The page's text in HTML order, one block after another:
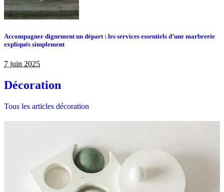
Accompagner dignement un départ : les services essentiels d’une marbrerie
expliqués simplement
7 juin 2025
Décoration
Tous les articles décoration